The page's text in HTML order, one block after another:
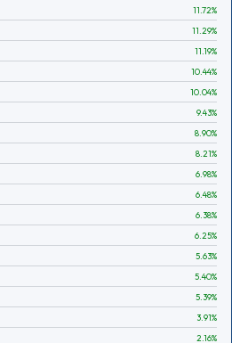
11.72%
11.29%
11.19%
10.44%
10.04%
9.43%
8.90%
8.21%
6.98%
6.48%
6.38%
6.25%
5.63%
5.40%
5.39%
3.91%
2.16%